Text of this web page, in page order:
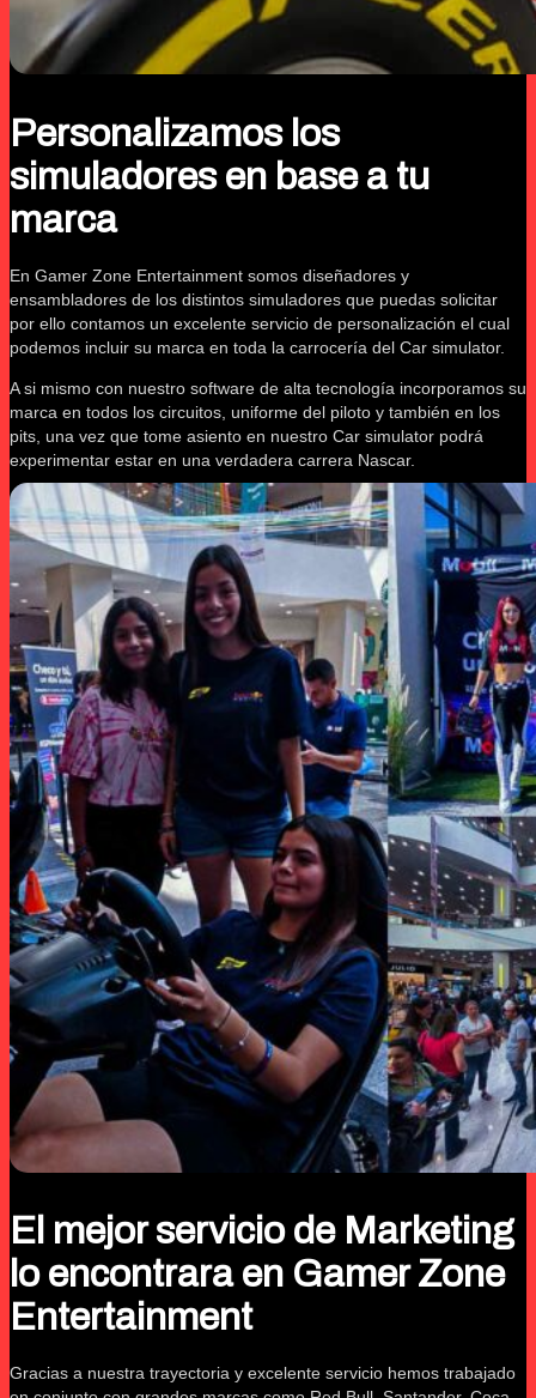
Personalizamos los
simuladores en base a tu
marca
En Gamer Zone Entertainment somos diseñadores y
ensambladores de los distintos simuladores que puedas solicitar
por ello contamos un excelente servicio de personalización el cual
podemos incluir su marca en toda la carrocería del Car simulator.
A si mismo con nuestro software de alta tecnología incorporamos su
marca en todos los circuitos, uniforme del piloto y también en los
pits, una vez que tome asiento en nuestro Car simulator podrá
experimentar estar en una verdadera carrera Nascar.
El mejor servicio de Marketing
lo encontrara en Gamer Zone
Entertainment
Gracias a nuestra trayectoria y excelente servicio hemos trabajado